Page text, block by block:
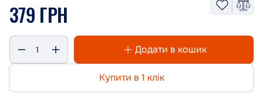
379 ГРН
Додати в кошик
Купити в 1 клік